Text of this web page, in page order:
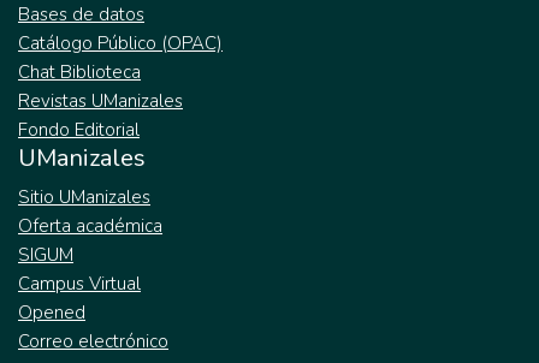
Bases de datos
Catálogo Público (OPAC)
Chat Biblioteca
Revistas UManizales
Fondo Editorial
UManizales
Sitio UManizales
Oferta académica
SIGUM
Campus Virtual
Opened
Correo electrónico